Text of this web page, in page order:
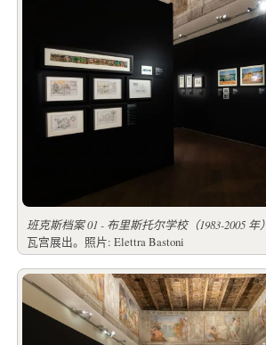
班克斯档案 01 - 布里斯托尔学校（1983-2005 年）
瓦宫展出。照片: Elettra Bastoni